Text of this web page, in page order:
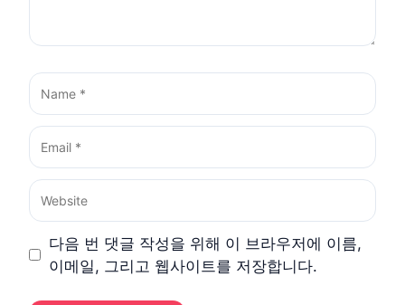
Name
Email
Website
다음 번 댓글 작성을 위해 이 브라우저에 이름,
이메일, 그리고 웹사이트를 저장합니다.